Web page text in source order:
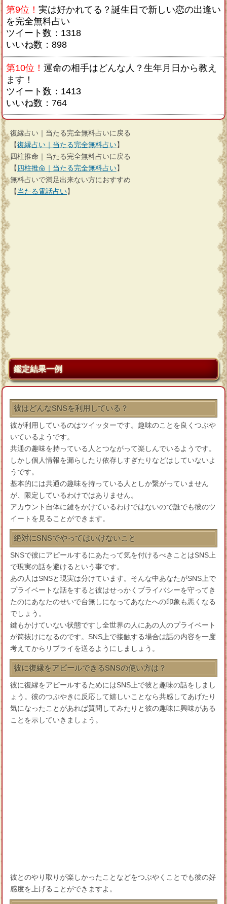
第9位！ 実は好かれてる？誕生日で新しい恋の出逢い
を完全無料占い
ツイート数：1318
いいね数：898
第10位！ 運命の相手はどんな人？生年月日から教え
ます！
ツイート数：1413
いいね数：764
復縁占い｜当たる完全無料占いに戻る
【復縁占い｜当たる完全無料占い】
四柱推命｜当たる完全無料占いに戻る
【四柱推命｜当たる完全無料占い】
無料占いで満足出来ない方におすすめ
【当たる電話占い】
鑑定結果一例
彼はどんなSNSを利用している？
彼が利用しているのはツイッターです。趣味のことを良くつぶや
いているようです。
共通の趣味を持っている人とつながって楽しんでいるようです。
しかし個人情報を漏らしたり依存しすぎたりなどはしていないよ
うです。
基本的には共通の趣味を持っている人としか繋がっていません
が、限定しているわけではありません。
アカウント自体に鍵をかけているわけではないので誰でも彼のツ
イートを見ることができます。
絶対にSNSでやってはいけないこと
SNSで彼にアピールするにあたって気を付けるべきことはSNS上
で現実の話を避けるという事です。
あの人はSNSと現実は分けています。そんな中あなたがSNS上で
プライベートな話をすると彼はせっかくプライバシーを守ってき
たのにあなたのせいで台無しになってあなたへの印象も悪くなる
でしょう。
鍵もかけていない状態ですし全世界の人にあの人のプライベート
が筒抜けになるのです。SNS上で接触する場合は話の内容を一度
考えてからリプライを送るようにしましょう。
彼に復縁をアピールできるSNSの使い方は？
彼に復縁をアピールするためにはSNS上で彼と趣味の話をしまし
ょう。彼のつぶやきに反応して嬉しいことなら共感してあげたり
気になったことがあれば質問してみたりと彼の趣味に興味がある
ことを示していきましょう。
彼とのやり取りが楽しかったことなどをつぶやくことでも彼の好
感度を上げることができますよ。